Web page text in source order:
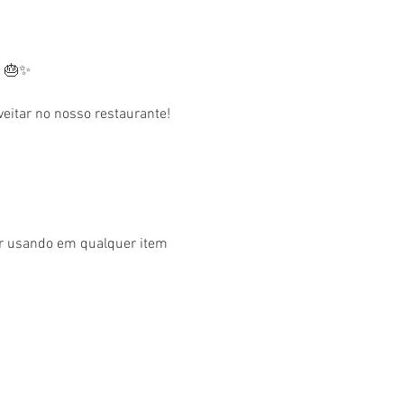
no nosso restaurante!
usando em qualquer item